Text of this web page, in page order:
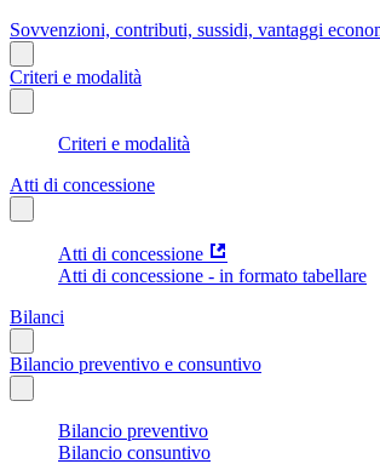
Sovvenzioni, contributi, sussidi, vantaggi
Criteri e modalità
Criteri e modalità
Atti di concessione
Atti di concessione
Atti di concessione - in formato tabellare
Bilanci
Bilancio preventivo e consuntivo
Bilancio preventivo
Bilancio consuntivo